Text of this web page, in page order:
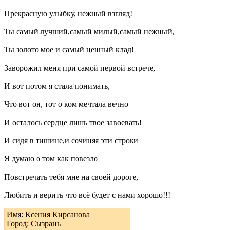
Прекрасную улыбку, нежный взгляд!
Ты самый лучший,самый милый,самый нежный,
Ты золото мое и самый ценный клад!
Заворожил меня при самой первой встрече,
И вот потом я стала понимать,
Что вот он, тот о ком мечтала вечно
И осталось сердце лишь твое завоевать!
И сидя в тишине,и сочиняя эти строки
Я думаю о том как повезло
Повстречать тебя мне на своей дороге,
Любить и верить что всё будет с нами хорошо!!!
Имя: Ксения Кирсанова
Город: Сызрань